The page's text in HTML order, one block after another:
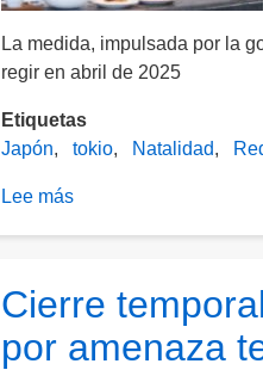
La medida, impulsada por la
regir en abril de 2025
Etiquetas
Japón
tokio Natalidad
Lee más
semana
laboral
Cierre
por amenaza